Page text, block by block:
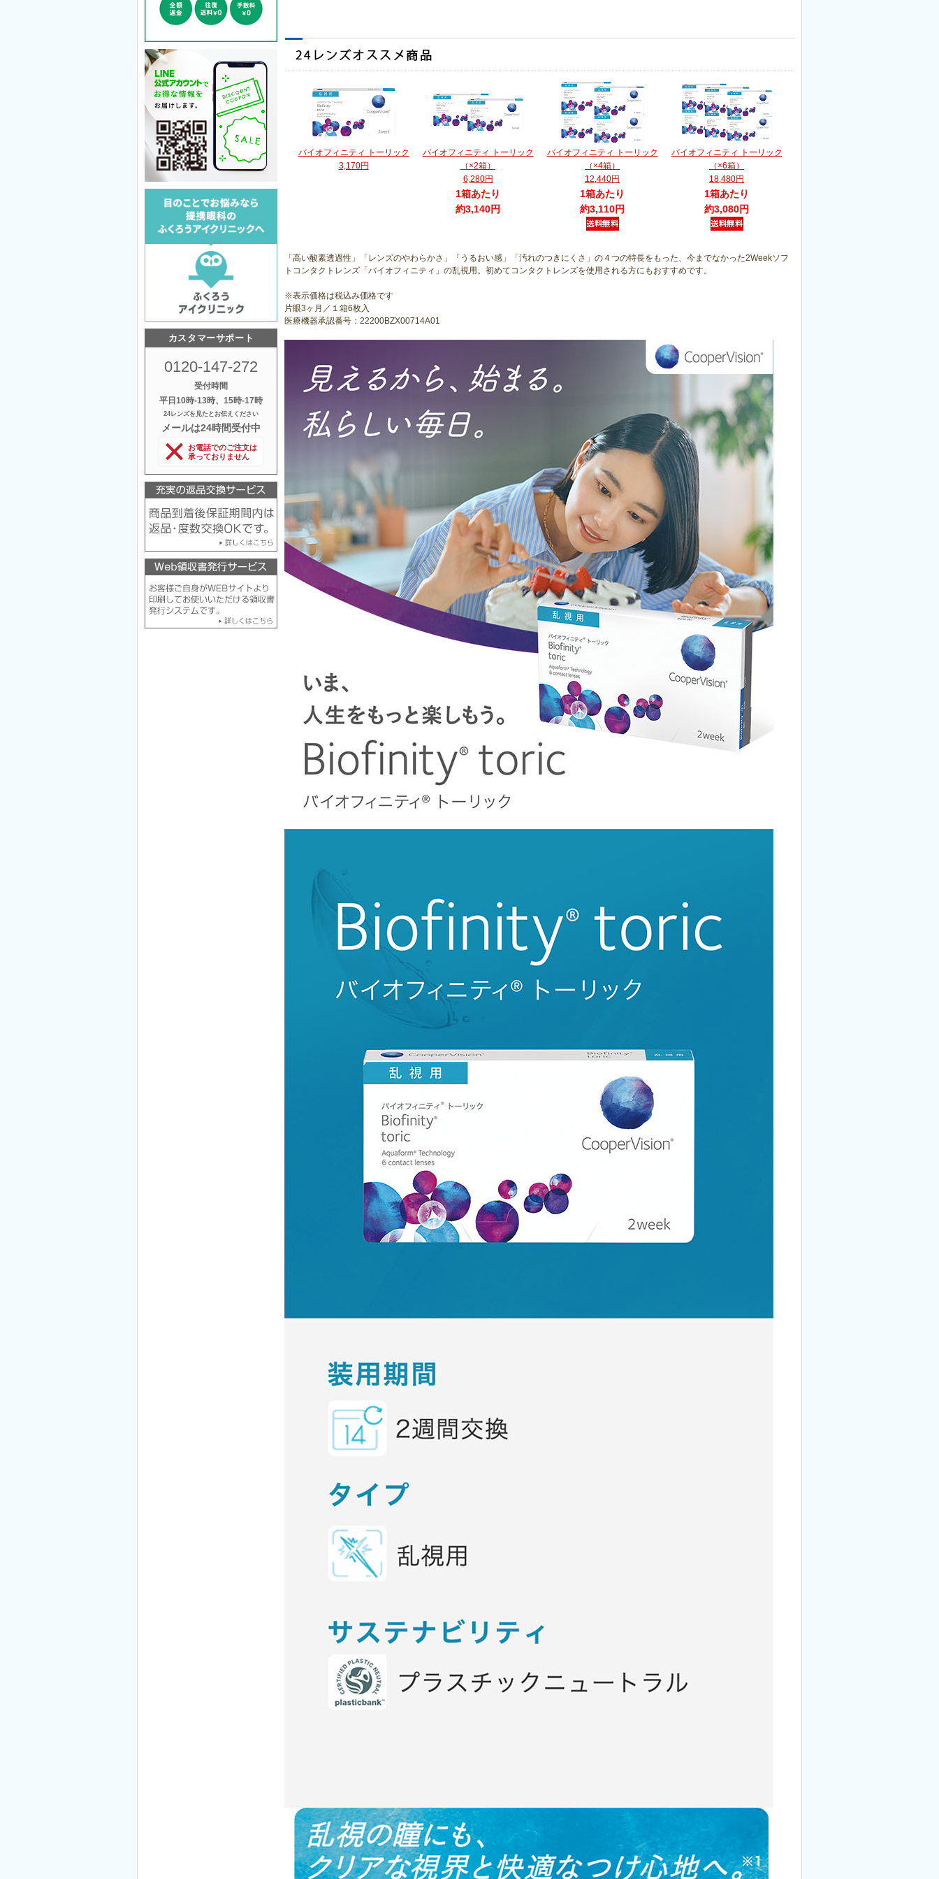
カスタマーサポート
0120-147-272
受付時間
平日10時‐13時、15時‐17時
24レンズを見たとお伝えください
メールは24時間受付中
お電話でのご注文は
承っておりません
バイオフィニティ トーリック
3,170円
バイオフィニティ トーリック
（×2箱）
6,280円
1箱あたり
約3,140円
バイオフィニティ トーリック
（×4箱）
12,440円
1箱あたり
約3,110円
バイオフィニティ トーリック
（×6箱）
18,480円
1箱あたり
約3,080円
「高い酸素透過性」「レンズのやわらかさ」「うるおい感」「汚れのつきにくさ」の４つの特長をもった、今までなかった2Weekソフ
トコンタクトレンズ「バイオフィニティ」の乱視用。初めてコンタクトレンズを使用される方にもおすすめです。
※表示価格は税込み価格です
片眼3ヶ月／１箱6枚入
医療機器承認番号：22200BZX00714A01